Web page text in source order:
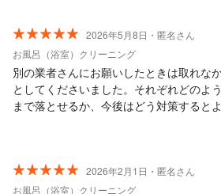
だいたとのこと。 祖母も大変喜んでいま
かったため、多少残ってしまっても仕方
が、ここまで綺麗にしていただけるとは思
機会がありましたらぜひ宜しくお願いい
2026年5月8日・匿名さん
お風呂（浴室）クリーニング
別の業者さんにお願いしたときは取れな
としてくださいました。それぞれどのよ
まで落とせるか、今後はどう対策すると
2026年2月1日・匿名さん
お風呂（浴室）クリーニング